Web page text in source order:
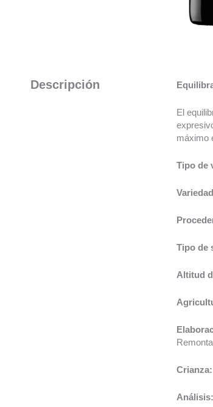
Descripción
El
máximo
Tipo de
Tipo de
Altitud
Crianza:
Análisis: